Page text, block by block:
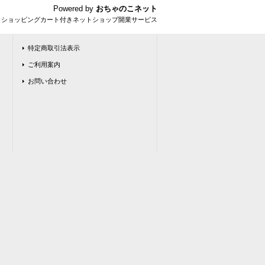
Powered by おちゃのこネット
ョッピングカート付きネットショップ開業サービス
特定商取引法表示
ご利用案内
お問い合わせ